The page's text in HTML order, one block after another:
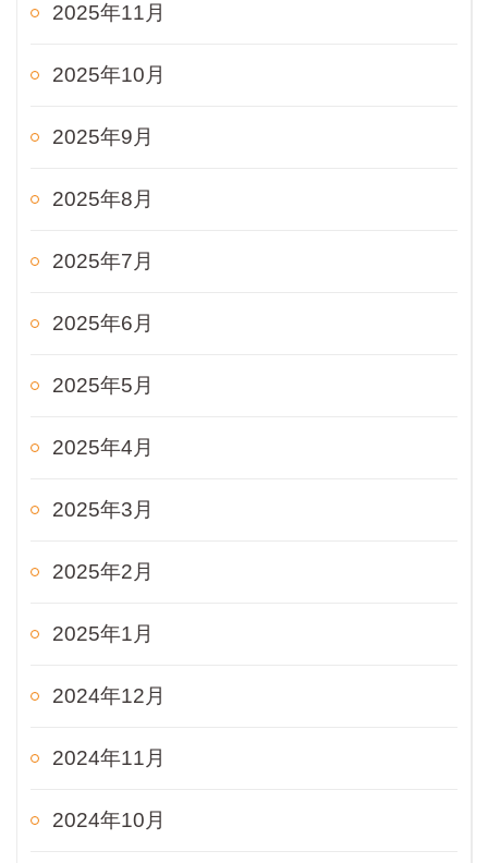
2025年11月
2025年10月
2025年9月
2025年8月
2025年7月
2025年6月
2025年5月
2025年4月
2025年3月
2025年2月
2025年1月
2024年12月
2024年11月
2024年10月